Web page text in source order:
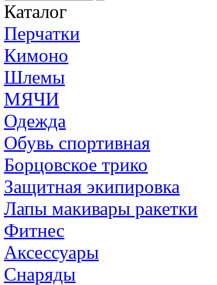
Каталог
Перчатки
Кимоно
Шлемы
МЯЧИ
Одежда
Обувь спортивная
Борцовское трико
Защитная экипировка
Лапы макивары ракетки
Фитнес
Аксессуары
Снаряды